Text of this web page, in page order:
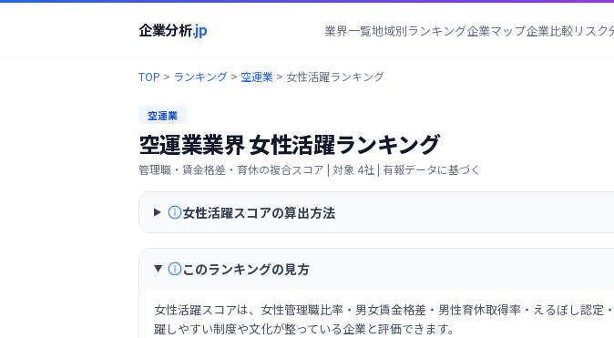
企業分析.jp 業界一覧地域別ランキング企業マップ企業比較リスク
TOP > ランキング > 空運業 > 女性活躍ランキング
空運業
空運業業界女性活躍ランキング
管理職・賃金格差・育休の複合スコア | 対象 4社 | 有報データに基づく
女性活躍スコアの算出方法
このランキングの見方
女性活躍スコアは、女性管理職比率・男女賃金格差・男性育休取得率・えるぼし認
躍しやすい制度や文化が整っている企業と評価できます。